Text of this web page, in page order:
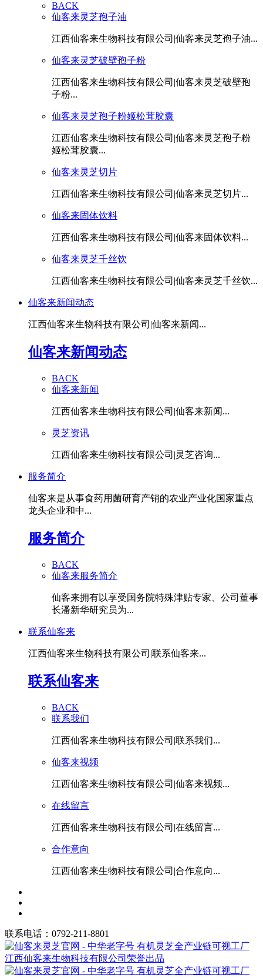
BACK
仙客来灵芝孢子油
江西仙客来生物科技有限公司|仙客来灵芝孢子油...
仙客来灵芝破壁孢子粉
江西仙客来生物科技有限公司|仙客来灵芝破壁孢
子粉...
仙客来灵芝孢子粉姬松茸胶囊
江西仙客来生物科技有限公司|仙客来灵芝孢子粉
姬松茸胶囊...
仙客来灵芝切片
江西仙客来生物科技有限公司|仙客来灵芝切片...
仙客来固体饮料
江西仙客来生物科技有限公司|仙客来固体饮料...
仙客来灵芝千丝饮
江西仙客来生物科技有限公司|仙客来灵芝千丝饮...
仙客来新闻动态
江西仙客来生物科技有限公司|仙客来新闻...
仙客来新闻动态
BACK
仙客来新闻
江西仙客来生物科技有限公司|仙客来新闻...
灵芝资讯
江西仙客来生物科技有限公司|灵芝咨询...
服务简介
仙客来是从事食药用菌研育产销的农业产业化国家重点
龙头企业和中...
服务简介
BACK
仙客来服务简介
仙客来拥有以享受国务院特殊津贴专家、公司董事
长潘新华研究员为...
联系仙客来
江西仙客来生物科技有限公司|联系仙客来...
联系仙客来
BACK
联系我们
江西仙客来生物科技有限公司|联系我们...
仙客来视频
江西仙客来生物科技有限公司|仙客来视频...
在线留言
江西仙客来生物科技有限公司|在线留言...
合作意向
江西仙客来生物科技有限公司|合作意向...
联系电话：0792-211-8801